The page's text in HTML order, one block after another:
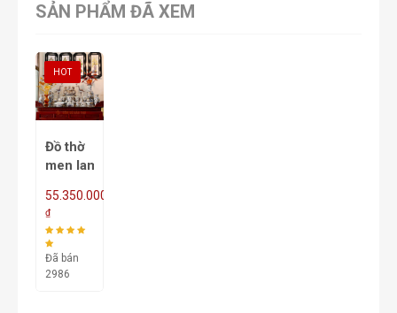
SẢN PHẨM ĐÃ XEM
HOT
Đồ thờ
men lam
DT28VV1
(17 Sản
phẫm)
55.350.000
₫
Đã bán
2986